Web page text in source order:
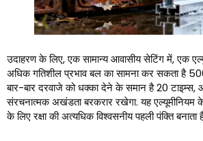
उदाहरण के लिए, एक सामान्य आवासीय सेटिंग में, एक
अधिक गतिशील प्रभाव बल का सामना कर सकता है
बार-बार दरवाजे को धक्का देने के समान है 20 टाइम्स,
संरचनात्मक अखंडता बरकरार रखेगा. यह एल्यूमीनियम
के लिए रक्षा की अत्यधिक विश्वसनीय पहली पंक्ति बनाता